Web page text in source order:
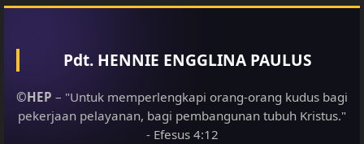
Pdt. HENNIE ENGGLINA PAULUS
©HEP – "Untuk memperlengkapi orang-orang kudus bagi
pekerjaan pelayanan, bagi pembangunan tubuh Kristus."
- Efesus 4:12